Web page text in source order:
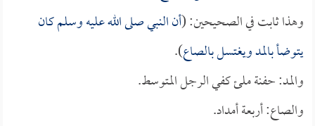
وهذا ثابت في الصحيحين: (أن النبي صلى الله عليه وسلم كان
يتوضأ بالمد ويغتسل بالصاع).
والمد: حفنة ملئ كفي الرجل المتوسط.
والصاع: أربعة أمداد.